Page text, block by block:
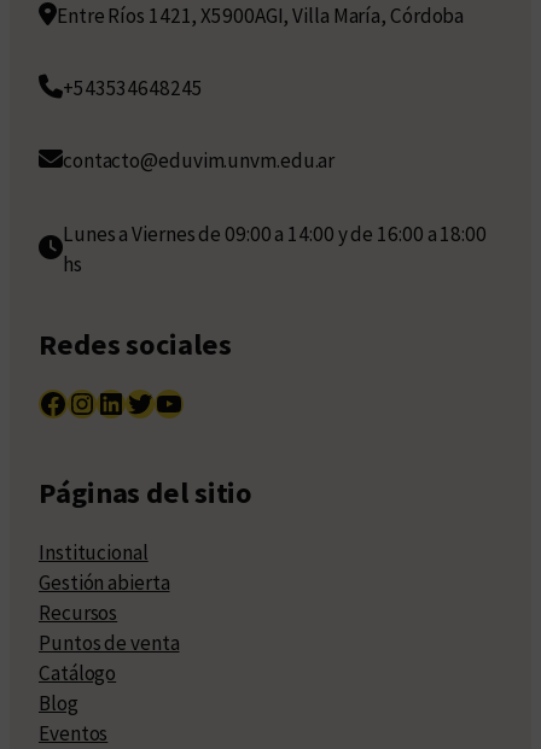
Entre Ríos 1421, X5900AGI, Villa María, Córdoba
+543534648245
contacto@eduvim.unvm.edu.ar
Lunes a Viernes de 09:00 a 14:00 y de 16:00 a 18:00
hs
Redes sociales
Facebook InstagramLinkedIn Twitter YouTube
Páginas del sitio
Institucional
Gestión abierta
Recursos
Puntos de venta
Catálogo
Blog
Eventos